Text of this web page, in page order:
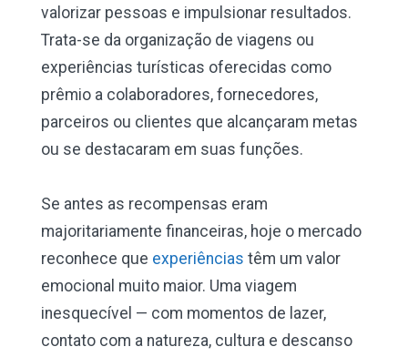
valorizar pessoas e impulsionar resultados.
Trata-se da organização de viagens ou
experiências turísticas oferecidas como
prêmio a colaboradores, fornecedores,
parceiros ou clientes que alcançaram metas
ou se destacaram em suas funções.
Se antes as recompensas eram
majoritariamente financeiras, hoje o mercado
reconhece que experiências têm um valor
emocional muito maior. Uma viagem
inesquecível — com momentos de lazer,
contato com a natureza, cultura e descanso